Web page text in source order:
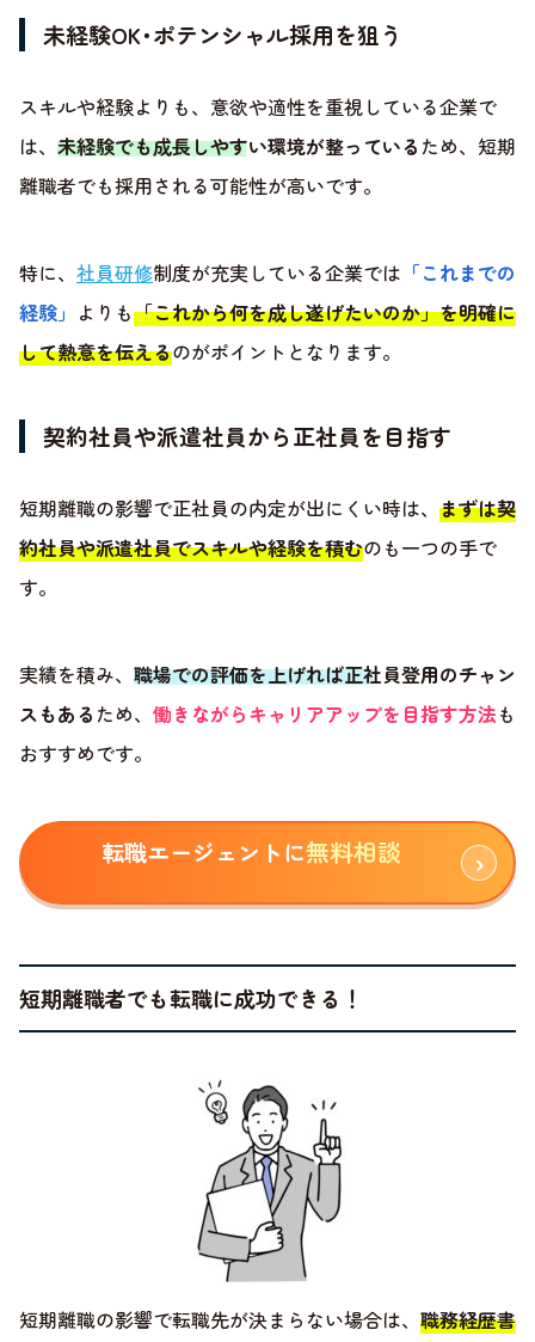
未経験OK･ポテンシャル採用を狙う
スキルや経験よりも、意欲や適性を重視している企業で
は、 未経験でも成長しやすい環境が整っている ため、短期
離職者でも採用される可能性が高いです。
特に、 社員研修制度が充実している企業では 「これまでの
経験」 よりも「これから何を成し遂げたいのか」を明確に
して熱意を伝えるのがポイントとなります。
契約社員や派遣社員から正社員を目指す
短期離職の影響で正社員の内定が出にくい時は、 まずは契
約社員や派遣社員でスキルや経験を積むのも一つの手で
す。
実績を積み、 職場での評価を上げれば正社員登用のチャン
スもある ため、 働きながらキャリアアップを目指す方法も
おすすめです。
転職エージェントに無料相談
短期離職者でも転職に成功できる！
短期離職の影響で転職先が決まらない場合は、 職務経歴書